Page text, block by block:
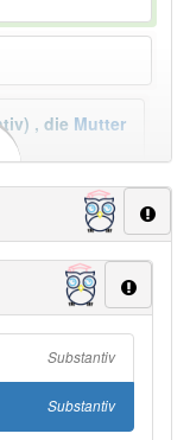
, die Mutter
Substantiv
Substantiv